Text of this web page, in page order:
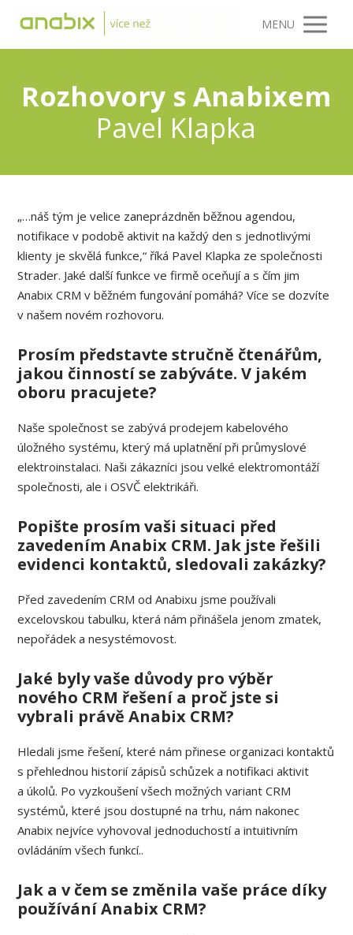
MENU
Rozhovory s Anabixem
Pavel Klapka
„…náš tým je velice zaneprázdněn běžnou agendou,
notifikace v podobě aktivit na každý den s jednotlivými
klienty je skvělá funkce,“ říká Pavel Klapka ze společnosti
Strader. Jaké další funkce ve firmě oceňují a s čím jim
Anabix CRM v běžném fungování pomáhá? Více se dozvíte
v našem novém rozhovoru.
Prosím představte stručně čtenářům,
jakou činností se zabýváte. V jakém
oboru pracujete?
Naše společnost se zabývá prodejem kabelového
úložného systému, který má uplatnění při průmyslové
elektroinstalaci. Naši zákazníci jsou velké elektromontáží
společnosti, ale i OSVČ elektrikáři.
Popište prosím vaši situaci před
zavedením Anabix CRM. Jak jste řešili
evidenci kontaktů, sledovali zakázky?
Před zavedením CRM od Anabixu jsme používali
excelovskou tabulku, která nám přinášela jenom zmatek,
nepořádek a nesystémovost.
Jaké byly vaše důvody pro výběr
nového CRM řešení a proč jste si
vybrali právě Anabix CRM?
Hledali jsme řešení, které nám přinese organizaci kontaktů
s přehlednou historií zápisů schůzek a notifikaci aktivit
a úkolů. Po vyzkoušení všech možných variant CRM
systémů, které jsou dostupné na trhu, nám nakonec
Anabix nejvíce vyhovoval jednoduchostí a intuitivním
ovládáním všech funkcí..
Jak a v čem se změnila vaše práce díky
používání Anabix CRM?